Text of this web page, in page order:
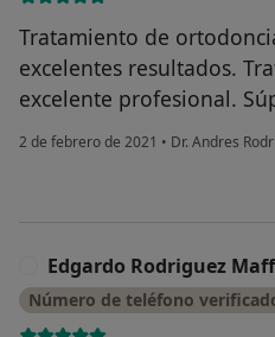
Tratamiento de
excelentes resultados.
excelente profesional.
2 de febrero de 2021 • Dr. Andres
Edgardo Rodriguez
Número de teléfono